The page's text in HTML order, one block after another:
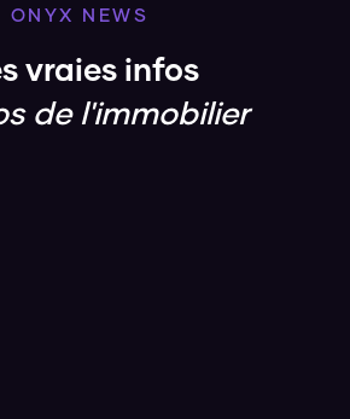
ONYX NEWS
vraies infos
de l'immobilier